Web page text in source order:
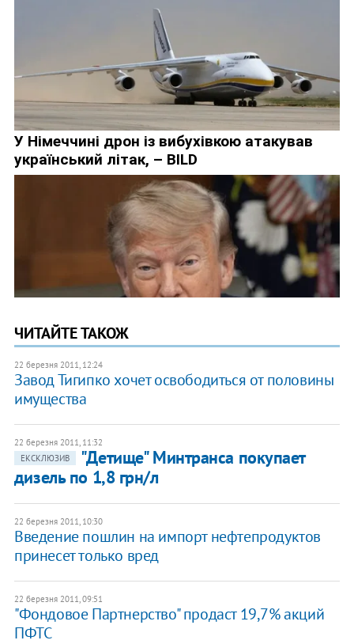
ЧИТАЙТЕ ТАКОЖ
22 березня 2011, 12:24
Завод Тигипко хочет освободиться от половины
имущества
22 березня 2011, 11:32
ЕКСКЛЮЗИВ
"Детище" Минтранса покупает
дизель по 1,8 грн/л
22 березня 2011, 10:30
Введение пошлин на импорт нефтепродуктов
принесет только вред
22 березня 2011, 09:51
​"Фондовое Партнерство" продаст 19,7% акций
ПФТС